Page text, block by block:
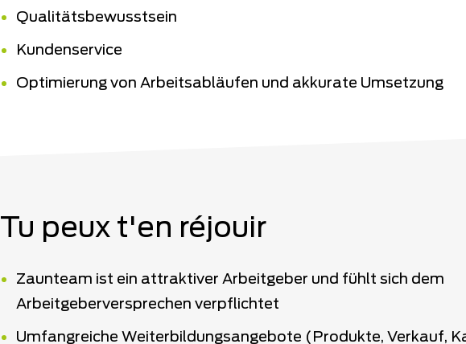
Qualitätsbewusstsein
Kundenservice
Optimierung von Arbeitsabläufen und akkurate Umsetzung
Tu peux t'en réjouir
Zaunteam ist ein attraktiver Arbeitgeber und fühlt sich dem
Arbeitgeberversprechen verpflichtet
Umfangreiche Weiterbildungsangebote (Produkte, Verkauf,